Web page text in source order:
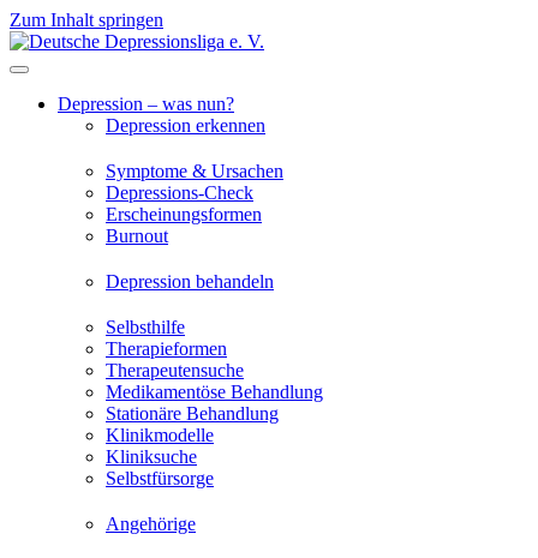
Zum Inhalt springen
Depression – was nun?
Depression erkennen
Symptome & Ursachen
Depressions-Check
Erscheinungsformen
Burnout
Depression behandeln
Selbsthilfe
Therapieformen
Therapeutensuche
Medikamentöse Behandlung
Stationäre Behandlung
Klinikmodelle
Kliniksuche
Selbstfürsorge
Angehörige